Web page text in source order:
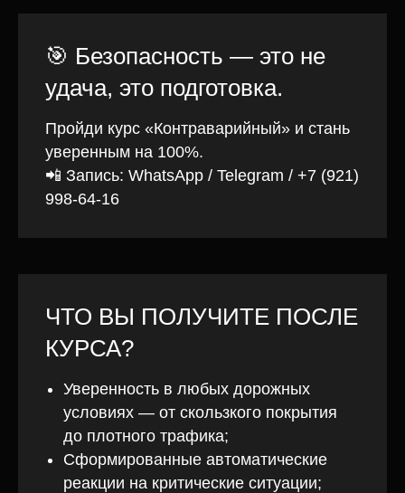
🎯 Безопасность — это не
удача, это подготовка.
Пройди курс «Контраварийный» и стань
уверенным на 100%.
📲 Запись: WhatsApp / Telegram / +7 (921)
998-64-16
ЧТО ВЫ ПОЛУЧИТЕ ПОСЛЕ
КУРСА?
Уверенность в любых дорожных
условиях — от скользкого покрытия
до плотного трафика;
Сформированные автоматические
реакции на критические ситуации;